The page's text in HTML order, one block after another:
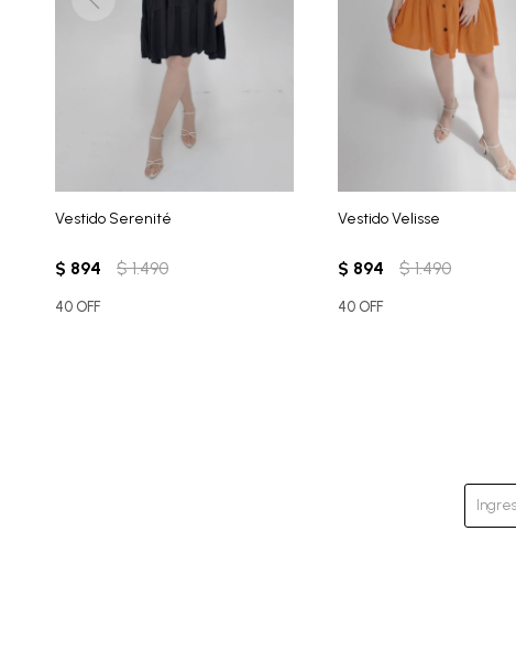
Vestido Serenité
$ 894 $ 1.490
40 OFF
Vestido Velisse
$ 894 $ 1.490
40 OFF